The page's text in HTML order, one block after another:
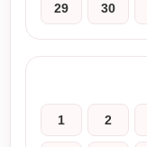
29 30
1 2